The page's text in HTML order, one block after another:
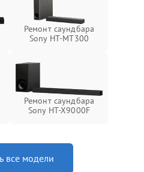
Ремонт саундбара
Sony HT-MT300
Ремонт саундбара
Sony HT-X9000F
все модели